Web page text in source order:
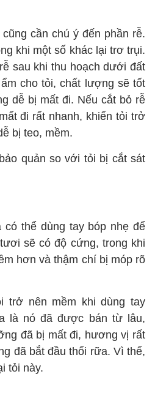
cần chú ý đến phần rễ.
khi một số khác lại trơ trụi.
sau khi thu hoạch dưới đất
cho tỏi, chất lượng sẽ tốt
dễ bị mất đi. Nếu cắt bỏ rễ
đi rất nhanh, khiến tỏi trở
bị teo, mềm.
quản so với tỏi bị cắt sát
có thể dùng tay bóp nhẹ để
sẽ có độ cứng, trong khi
hơn và thậm chí bị móp rõ
trở nên mềm khi dùng tay
là nó đã được bán từ lâu,
đã bị mất đi, hương vị rất
đã bắt đầu thối rữa. Vì thế,
tỏi này.